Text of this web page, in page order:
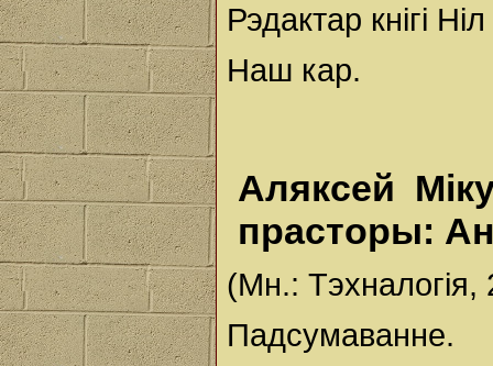
Рэдактар кнігі Ніл
Наш кар.
Аляксей
прасторы:
(Мн.: Тэхналогія,
Падсумаванне.